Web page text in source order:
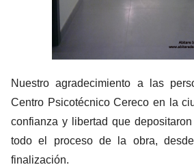
Nuestro agradecimiento a las
Centro Psicotécnico Cereco en la
confianza y libertad que
todo el proceso de la obra,
finalización.